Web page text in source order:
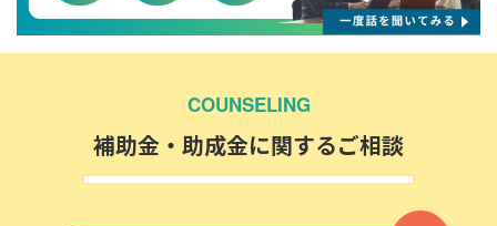
COUNSELING
補助金・助成金に関するご相談